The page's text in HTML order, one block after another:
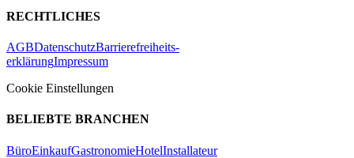
RECHTLICHES
AGBDatenschutzBarrierefreiheits-
erklärungImpressum
Cookie Einstellungen
BELIEBTE BRANCHEN
BüroEinkaufGastronomieHotelInstallateur